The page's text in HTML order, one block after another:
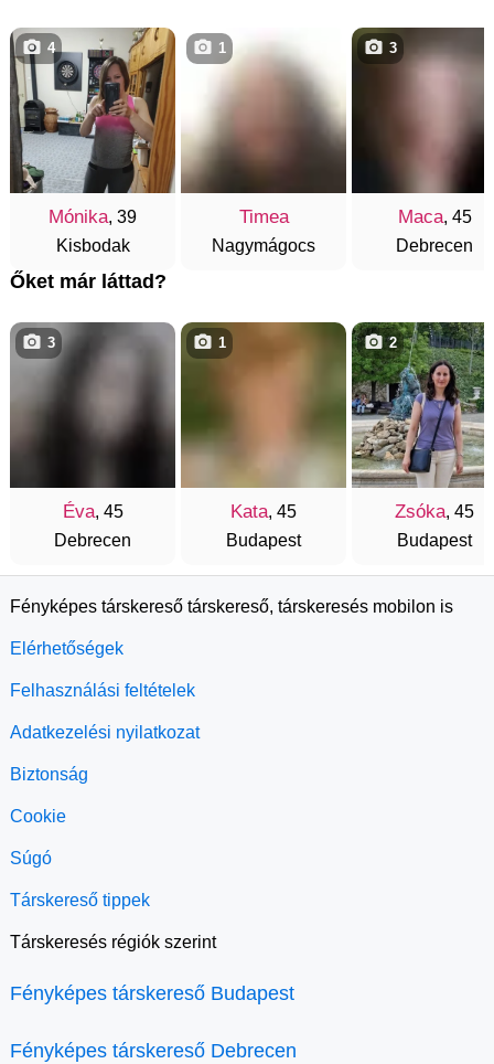
Mónika, 39
Kisbodak
4
Timea
Nagymágocs
1
Maca, 45
Debrecen
3
Őket már láttad?
Éva, 45
Debrecen
3
Kata, 45
Budapest
1
Zsóka, 45
Budapest
2
Fényképes társkereső társkereső, társkeresés mobilon is
Elérhetőségek
Felhasználási feltételek
Adatkezelési nyilatkozat
Biztonság
Cookie
Súgó
Társkereső tippek
Társkeresés régiók szerint
Fényképes társkereső Budapest
Fényképes társkereső Debrecen